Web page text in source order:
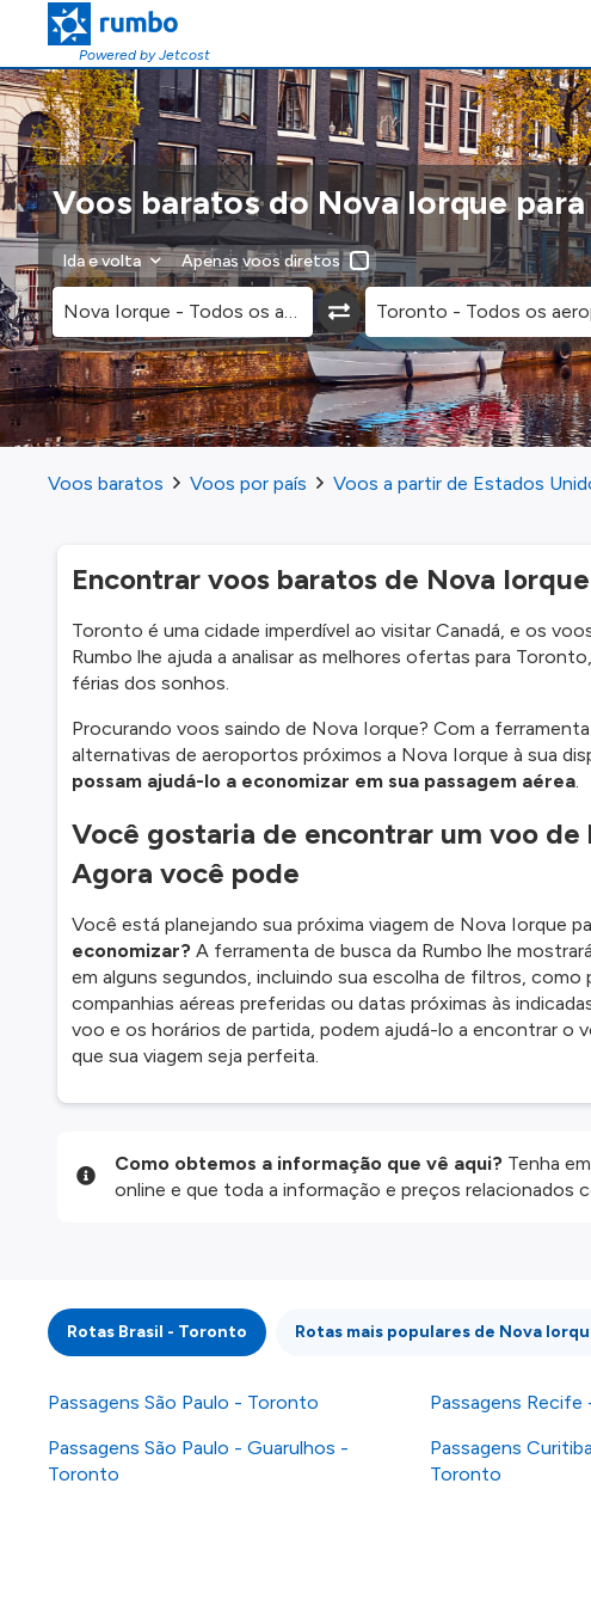
Powered by Jetcost
Voos baratos do Nova Iorque
Ida e volta Apenas voos diretos
Voos baratos Voos por país Voos a partir de Estados
Encontrar voos baratos de Nova
Toronto é uma cidade imperdível ao visitar Canadá, e os
Rumbo lhe ajuda a analisar as melhores ofertas para
férias dos sonhos.
Procurando voos saindo de Nova Iorque? Com a
alternativas de aeroportos próximos a Nova Iorque à sua
possam ajudá-lo a economizar em sua passagem aérea.
Você gostaria de encontrar um voo
Agora você pode
Você está planejando sua próxima viagem de Nova Iorque
economizar? A ferramenta de busca da Rumbo lhe mostrará
em alguns segundos, incluindo sua escolha de filtros,
companhias aéreas preferidas ou datas próximas às
voo e os horários de partida, podem ajudá-lo a encontrar o
que sua viagem seja perfeita.
Como obtemos a informação que vê aqui? Tenha
online e que toda a informação e preços
Rotas Brasil - Toronto Rotas mais populares de Nova
Passagens São Paulo - Toronto Passagens
Passagens São Paulo - Guarulhos -
Toronto
Passagens
Toronto